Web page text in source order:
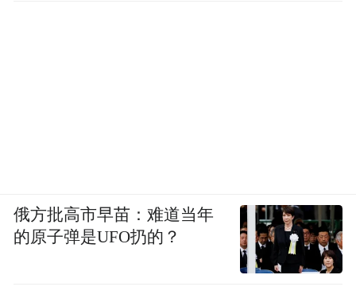
俄方批高市早苗：难道当年
的原子弹是UFO扔的？